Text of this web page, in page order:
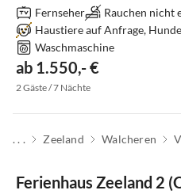
Fernseher
Rauchen nicht
Haustiere auf Anfrage,
Waschmaschine
ab 1.550,- €
2 Gäste / 7 Nächte
. . . Zeeland Walcheren
Ferienhaus Zeeland 2